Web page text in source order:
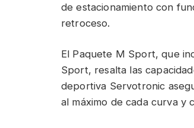
de estacionamiento con
retroceso.
El Paquete M Sport, que
Sport, resalta las
deportiva Servotronic
al máximo de cada curva y